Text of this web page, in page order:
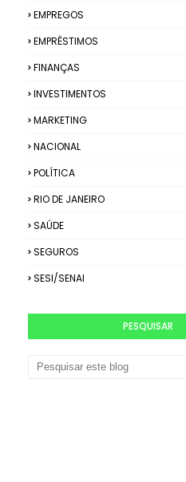
EMPREGOS
EMPRÉSTIMOS
FINANÇAS
INVESTIMENTOS
MARKETING
NACIONAL
POLÍTICA
RIO DE JANEIRO
SAÚDE
SEGUROS
SESI/SENAI
PESQUISAR